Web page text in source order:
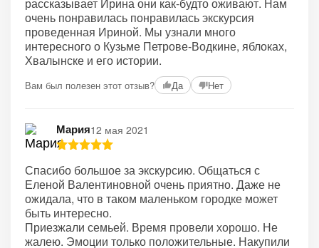
очень понравилась понравилась экскурсия
проведенная Ириной. Мы узнали много
интересного о Кузьме Петрове-Водкине, яблоках,
Хвалынске и его истории.
Вам был полезен этот отзыв? Да Нет
Мария12 мая 2021
Спасибо большое за экскурсию. Общаться с
Еленой Валентиновной очень приятно. Даже не
ожидала, что в таком маленьком городке может
быть интересно.
Приезжали семьей. Время провели хорошо. Не
жалею. Эмоции только положительные. Накупили